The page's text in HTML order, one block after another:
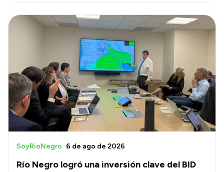
Río Negro logró una inversión clave del BID
SoyRioNegro 6 de ago de 2026